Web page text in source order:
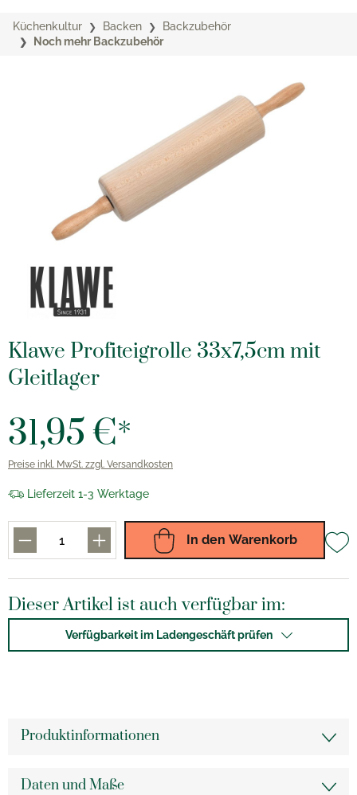
Küchenkultur Backen
Backzubehör
Noch mehr Backzubehör
Klawe Profiteigrolle 33x7,5cm mit
Gleitlager
31,95 €*
Preise inkl. MwSt. zzgl. Versandkosten
Lieferzeit 1-3 Werktage
In den Warenkorb
Dieser Artikel ist auch verfügbar im:
Verfügbarkeit im Ladengeschäft prüfen
Produktinformationen
Daten und Maße